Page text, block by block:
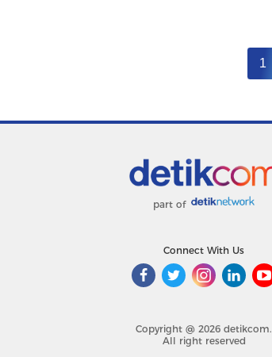
1
part of
Connect With Us
Copyright @ 2026 detikcom.
All right reserved